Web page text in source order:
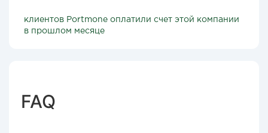
клиентов Portmone оплатили счет этой компании
в прошлом месяце
FAQ